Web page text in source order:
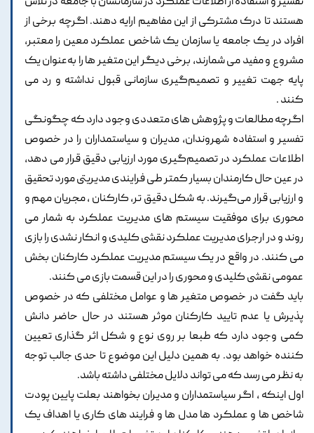
هستند تا درک مشترکی از این مفاهیم ارایه دهند. اگرچه برخی از
افراد در یک جامعه یا سازمان یک شاخص عملکرد معین را معتبر،
مشروع و مفید می شمارند، برخی دیگر این متغیر ها را به‌عنوان یک
پایه جهت تغییر و تصمیم‌گیری سازمانی قبول نداشته و رد می
کنند .
اگرچه مطالعات و پژوهش های متعددی وجود دارد که چگونگی
تفسیر و استفاده شهروندان، مدیران و سیاستمداران را در خصوص
اطلاعات عملکرد در تصمیم‌گیری مورد ارزیابی دقیق قرار می دهد،
در عین حال کارمندان بسیار کمتر طی فرایندی مدیریتی مورد تحقیق
و ارزیابی قرار می‌گیرند. به شکل دقیق تر، کارکنان ، مجریان مهم و
محوری برای موفقیت سیستم های مدیریت عملکرد به شمار می
روند و در ارجرای مدیریت عملکرد نقشی کلیدی و انکار نشدی را بازی
می کنند. در واقع در یک سیستم مدیریت عملکرد کارکنان بخش
عمومی نقشی کلیدی و محوری را در این قسمت بازی می کنند.
باید گفت در خصوص متغیر ها و عوامل مختلفی که در خصوص
پذیرش یا عدم تایید کارکنان موثر هستند در حال حاضر دانش
کمی وجود دارد که طبعا بر روی نوع و شکل اثر گذاری تعیین
کننده خواهد بود. به همین دلیل این موضوع تا حدی جالب توجه
به نظر می رسد که می تواند دلایل مختلفی داشته باشد.
اول اینکه ، اگر سیاستمداران و مدیران بخواهند بعلت پایین پودت
شاخص ها و عملکرد ها مدل ها و فرایند های کاری یا اهداف یک